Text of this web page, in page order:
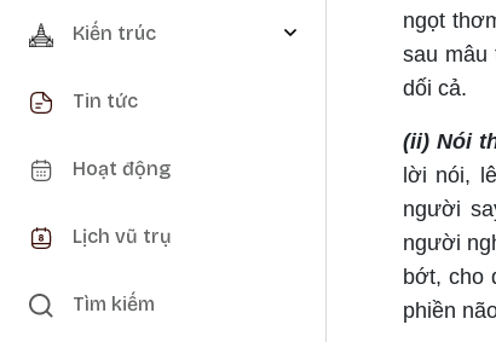
Kiến trúc
Tin tức
Hoạt động
Lịch vũ trụ
Tìm kiếm
ngọt
sau mâu
dối cả.
(ii) Nói
lời nói,
người
người
bớt, cho
phiền